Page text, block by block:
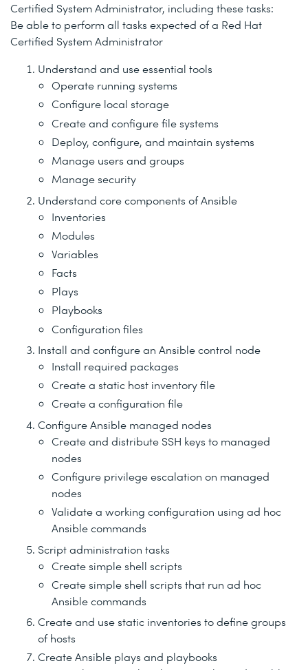
Certified System Administrator, including these tasks:
Be able to perform all tasks expected of a Red Hat
Certified System Administrator
Understand and use essential tools
Operate running systems
Configure local storage
Create and configure file systems
Deploy, configure, and maintain systems
Manage users and groups
Manage security
Understand core components of Ansible
Inventories
Modules
Variables
Facts
Plays
Playbooks
Configuration files
Install and configure an Ansible control node
Install required packages
Create a static host inventory file
Create a configuration file
Configure Ansible managed nodes
Create and distribute SSH keys to managed
nodes
Configure privilege escalation on managed
nodes
Validate a working configuration using ad hoc
Ansible commands
Script administration tasks
Create simple shell scripts
Create simple shell scripts that run ad hoc
Ansible commands
Create and use static inventories to define groups
of hosts
Create Ansible plays and playbooks